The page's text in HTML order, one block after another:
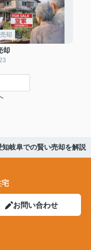
却
却
岐阜での賢い売却を解説
宅
お問い合わせ